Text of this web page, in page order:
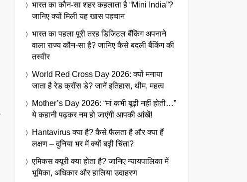
भारत का कौन-सा शहर कहलाता है “Mini India”?
जानिए क्यों मिली यह खास पहचान
भारत का पहला पूरी तरह डिजिटल बैंकिंग अपनाने
वाला राज्य कौन-सा है? जानिए कैसे बदली बैंकिंग की
तस्वीर
World Red Cross Day 2026: क्यों मनाया
जाता है रेड क्रॉस डे? जानें इतिहास, थीम, महत्व
Mother’s Day 2026: “मां कभी बूढ़ी नहीं होती…”
ये कहानी पढ़कर नम हो जाएंगी आपकी आंखें!
Hantavirus क्या है? कैसे फैलता है और क्या हैं
लक्षण – दुनिया भर में क्यों बढ़ी चिंता?
एमिकस क्यूरी क्या होता है? जानिए न्यायपालिका में
भूमिका, अधिकार और हालिया उदाहरण